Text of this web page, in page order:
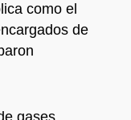
como el
de
gases